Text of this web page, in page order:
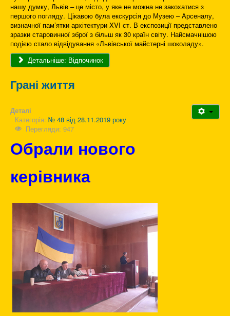
нашу думку, Львів – це місто, у яке не можна не закохатися з
першого погляду. Цікавою була екскурсія до Музею – Арсеналу,
визначної пам’ятки архітектури XVI ст. В експозиції представлено
зразки старовинної зброї з більш як 30 країн світу. Найсмачнішою
подією стало відвідування «Львівської майстерні шоколаду».
Детальніше: Відпочинок
Грані життя
Деталі
Категорія: № 48 від 28.11.2019 року
Перегляди: 947
Обрали нового
керівника